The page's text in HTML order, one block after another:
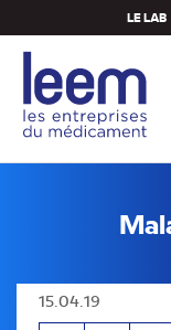
au
contenu
principal
LE LAB
15.04.19